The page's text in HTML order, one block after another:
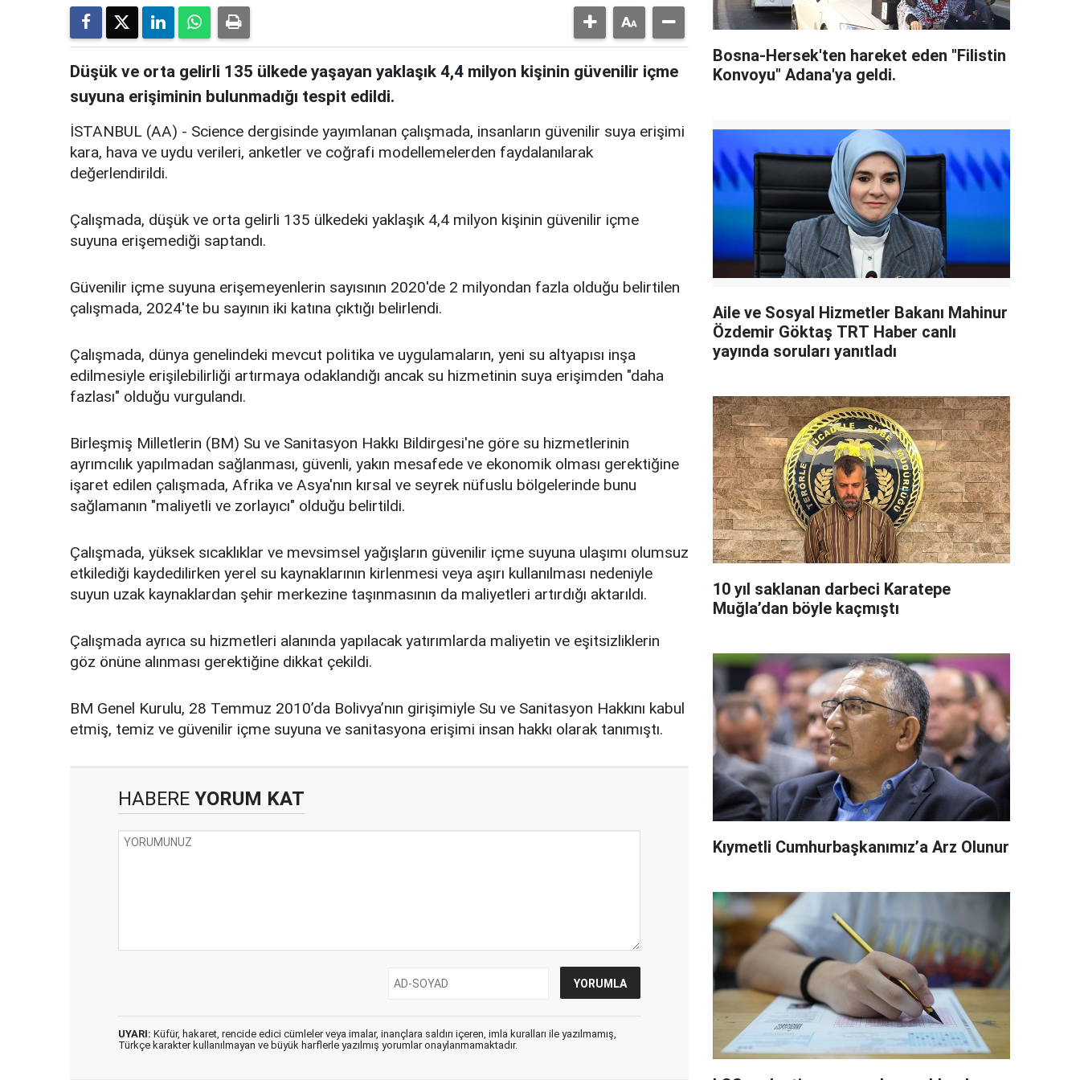
Düşük ve orta gelirli 135 ülkede yaşayan yaklaşık 4,4 milyon kişinin güvenilir içme
suyuna erişiminin bulunmadığı tespit edildi.
İSTANBUL (AA) - Science dergisinde yayımlanan çalışmada, insanların güvenilir suya erişimi
kara, hava ve uydu verileri, anketler ve coğrafi modellemelerden faydalanılarak
değerlendirildi.
Çalışmada, düşük ve orta gelirli 135 ülkedeki yaklaşık 4,4 milyon kişinin güvenilir içme
suyuna erişemediği saptandı.
Güvenilir içme suyuna erişemeyenlerin sayısının 2020'de 2 milyondan fazla olduğu belirtilen
çalışmada, 2024'te bu sayının iki katına çıktığı belirlendi.
Çalışmada, dünya genelindeki mevcut politika ve uygulamaların, yeni su altyapısı inşa
edilmesiyle erişilebilirliği artırmaya odaklandığı ancak su hizmetinin suya erişimden "daha
fazlası" olduğu vurgulandı.
Birleşmiş Milletlerin (BM) Su ve Sanitasyon Hakkı Bildirgesi'ne göre su hizmetlerinin
ayrımcılık yapılmadan sağlanması, güvenli, yakın mesafede ve ekonomik olması gerektiğine
işaret edilen çalışmada, Afrika ve Asya'nın kırsal ve seyrek nüfuslu bölgelerinde bunu
sağlamanın "maliyetli ve zorlayıcı" olduğu belirtildi.
Çalışmada, yüksek sıcaklıklar ve mevsimsel yağışların güvenilir içme suyuna ulaşımı olumsuz
etkilediği kaydedilirken yerel su kaynaklarının kirlenmesi veya aşırı kullanılması nedeniyle
suyun uzak kaynaklardan şehir merkezine taşınmasının da maliyetleri artırdığı aktarıldı.
Çalışmada ayrıca su hizmetleri alanında yapılacak yatırımlarda maliyetin ve eşitsizliklerin
göz önüne alınması gerektiğine dikkat çekildi.
BM Genel Kurulu, 28 Temmuz 2010’da Bolivya’nın girişimiyle Su ve Sanitasyon Hakkını kabul
etmiş, temiz ve güvenilir içme suyuna ve sanitasyona erişimi insan hakkı olarak tanımıştı.
HABERE YORUM KAT
UYARI: Küfür, hakaret, rencide edici cümleler veya imalar, inançlara saldırı içeren, imla kuralları ile yazılmamış,
Türkçe karakter kullanılmayan ve büyük harflerle yazılmış yorumlar onaylanmamaktadır.
Bosna-Hersek'ten hareket eden "Filistin
Konvoyu" Adana'ya geldi.
Aile ve Sosyal Hizmetler Bakanı Mahinur
Özdemir Göktaş TRT Haber canlı
yayında soruları yanıtladı
10 yıl saklanan darbeci Karatepe
Muğla’dan böyle kaçmıştı
Kıymetli Cumhurbaşkanımız’a Arz Olunur